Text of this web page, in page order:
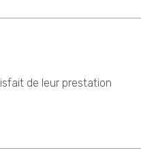
de leur prestation